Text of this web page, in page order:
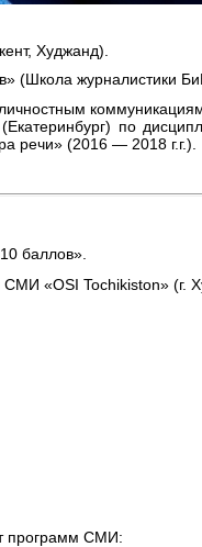
Худжанд).
(Школа журналистики
по
речи» (2016 — 2018 г.г.).
баллов».
СМИ «OSI Tochikiston» (г.
программ СМИ: